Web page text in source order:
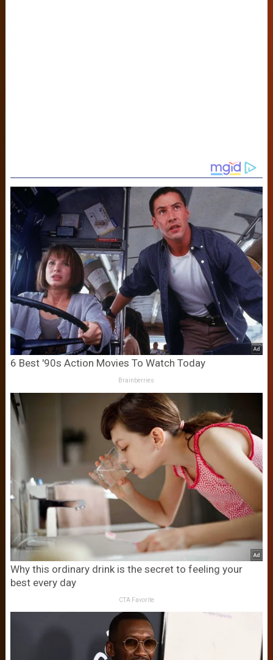
6 Best '90s Action Movies To Watch Today
Brainberries
Why this ordinary drink is the secret to feeling your
best every day
CTA Favorite